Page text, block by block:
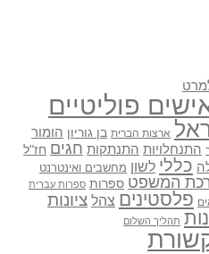
פוליטיים
ארצות הברית בן גוריון הומור
התנחלויות התנתקות חגים חז"ל
כללי לשון מחשבים ואינטרנט
המשפט ספרות ספרות עברית
פלסטינים צהל ציונות
תהליך השלום